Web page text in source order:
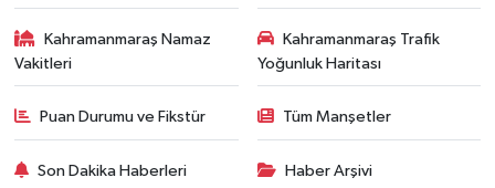
Kahramanmaraş Namaz
Vakitleri
Kahramanmaraş Trafik
Yoğunluk Haritası
Puan Durumu ve Fikstür Tüm Manşetler
Son Dakika Haberleri Haber Arşivi